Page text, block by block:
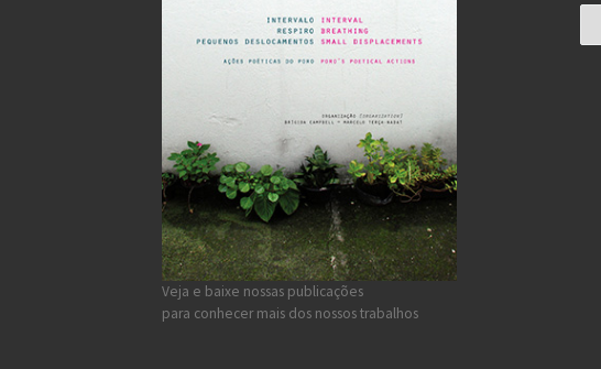
Veja e baixe nossas publicações
para conhecer mais dos nossos trabalhos